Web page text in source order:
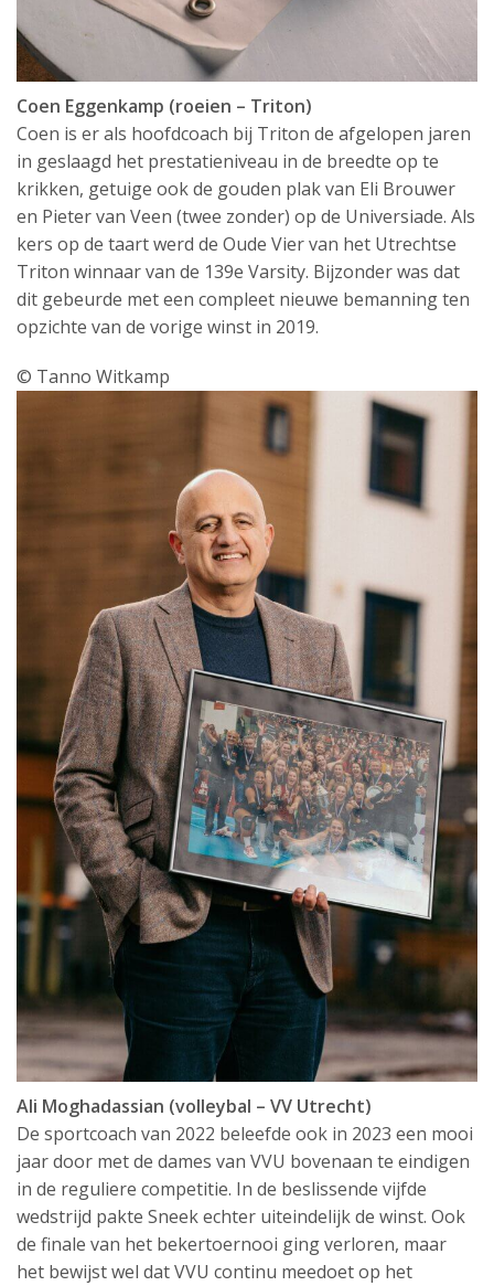
Coen Eggenkamp (roeien – Triton)
Coen is er als hoofdcoach bij Triton de afgelopen jaren
in geslaagd het prestatieniveau in de breedte op te
krikken, getuige ook de gouden plak van Eli Brouwer
en Pieter van Veen (twee zonder) op de Universiade. Als
kers op de taart werd de Oude Vier van het Utrechtse
Triton winnaar van de 139e Varsity. Bijzonder was dat
dit gebeurde met een compleet nieuwe bemanning ten
opzichte van de vorige winst in 2019.
© Tanno Witkamp
Ali Moghadassian (volleybal – VV Utrecht)
De sportcoach van 2022 beleefde ook in 2023 een mooi
jaar door met de dames van VVU bovenaan te eindigen
in de reguliere competitie. In de beslissende vijfde
wedstrijd pakte Sneek echter uiteindelijk de winst. Ook
de finale van het bekertoernooi ging verloren, maar
het bewijst wel dat VVU continu meedoetop het